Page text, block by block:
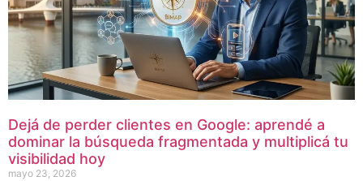
Dejá de perder clientes en Google: aprendé a
dominar la búsqueda fragmentada y multiplicá tu
visibilidad hoy
mayo 23, 2026